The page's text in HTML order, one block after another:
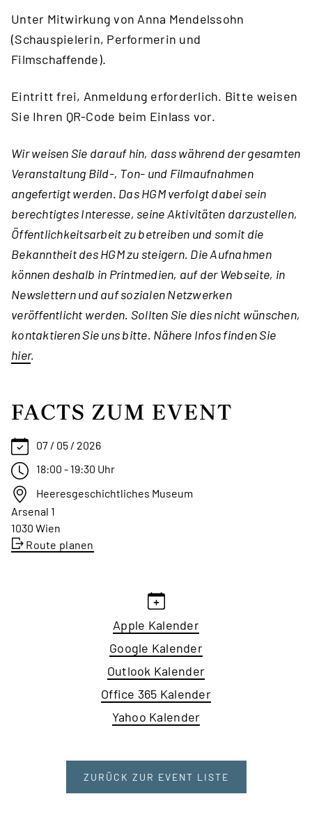
Unter Mitwirkung von Anna Mendelssohn
(Schauspielerin, Performerin und
Filmschaffende).
Eintritt frei, Anmeldung erforderlich. Bitte weisen
Sie Ihren QR-Code beim Einlass vor.
Wir weisen Sie darauf hin, dass während der gesamten
Veranstaltung Bild-, Ton- und Filmaufnahmen
angefertigt werden. Das HGM verfolgt dabei sein
berechtigtes Interesse, seine Aktivitäten darzustellen,
Öffentlichkeitsarbeit zu betreiben und somit die
Bekanntheit des HGM zu steigern. Die Aufnahmen
können deshalb in Printmedien, auf der Webseite, in
Newslettern und auf sozialen Netzwerken
veröffentlicht werden. Sollten Sie dies nicht wünschen,
kontaktieren Sie uns bitte. Nähere Infos finden Sie
hier.
FACTS ZUM EVENT
07 / 05 / 2026
18:00 - 19:30 Uhr
Heeresgeschichtliches Museum
Arsenal 1
1030 Wien
Route planen
Apple Kalender
Google Kalender
Outlook Kalender
Office 365 Kalender
Yahoo Kalender
ZURÜCK ZUR EVENT LISTE